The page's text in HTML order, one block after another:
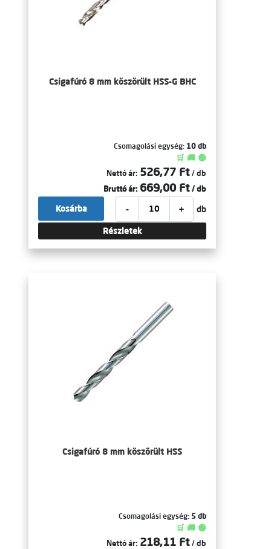
Csigafúró 8 mm köszörült HSS-G BHC
Csomagolási egység: 10 db
🛒 🚚 🟢
Nettó ár: 526,77 Ft / db
Bruttó ár: 669,00 Ft / db
- + db
Kosárba
Részletek
Csigafúró 8 mm köszörült HSS
Csomagolási egység: 5 db
🛒 🚚 🟢
Nettó ár: 218,11 Ft / db